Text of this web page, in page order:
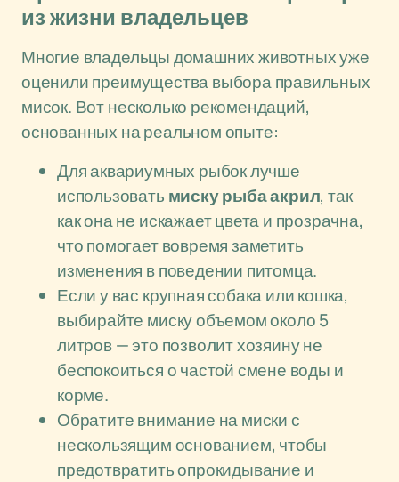
из жизни владельцев
Многие владельцы домашних животных уже
оценили преимущества выбора правильных
мисок. Вот несколько рекомендаций,
основанных на реальном опыте:
Для аквариумных рыбок лучше
использовать миску рыба акрил, так
как она не искажает цвета и прозрачна,
что помогает вовремя заметить
изменения в поведении питомца.
Если у вас крупная собака или кошка,
выбирайте миску объемом около 5
литров — это позволит хозяину не
беспокоиться о частой смене воды и
корме.
Обратите внимание на миски с
нескользящим основанием, чтобы
предотвратить опрокидывание и